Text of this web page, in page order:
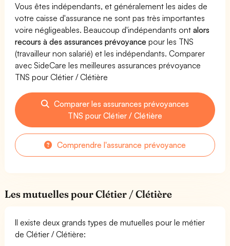
Vous êtes indépendants, et généralement les aides de
votre caisse d'assurance ne sont pas très importantes
voire négligeables. Beaucoup d'indépendants ontalors
recours à des assurances prévoyance pour les TNS
(travailleur non salarié) et les indépendants. Comparer
avec SideCare les meilleures assurances prévoyance
TNS pour Clétier / Clétière
Comparer les assurances prévoyances
TNS pour Clétier / Clétière
Comprendre l'assurance prévoyance
Les mutuelles pour Clétier / Clétière
Il existe deux grands types de mutuelles pour le métier
de Clétier / Clétière: